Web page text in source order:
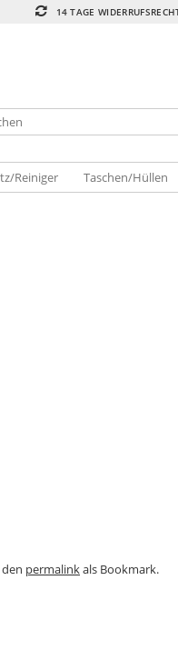
14 TAGE
Reiniger Taschen/Hüllen
den permalinkals Bookmark.